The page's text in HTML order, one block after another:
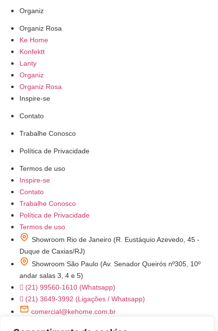
Organiz
Organiz Rosa
Ke Home
Konfektt
Lanty
Organiz
Organiz Rosa
Inspire-se
Contato
Trabalhe Conosco
Política de Privacidade
Termos de uso
Inspire-se
Contato
Trabalhe Conosco
Política de Privacidade
Termos de uso
Showroom Rio de Janeiro (R. Eustáquio Azevedo, 45 -
Duque de Caxias/RJ)
Showroom São Paulo (Av. Senador Queirós nº305, 10º
andar salas 3, 4 e 5)
(21) 99560-1610 (Whatsapp)
(21) 3649-3992 (Ligações / Whatsapp)
comercial@kehome.com.br